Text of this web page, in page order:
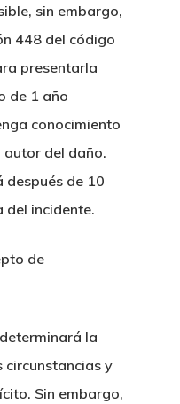
sin embargo,
448 del código
presentarla
de 1 año
conocimiento
autor del daño.
después de 10
del incidente.
de
la
circunstancias y
Sin embargo,